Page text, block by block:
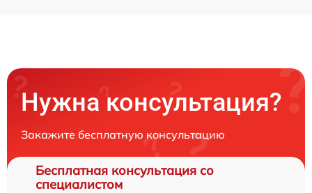
Нужна консультация?
Закажите бесплатную консультацию
Бесплатная консультация со
специалистом